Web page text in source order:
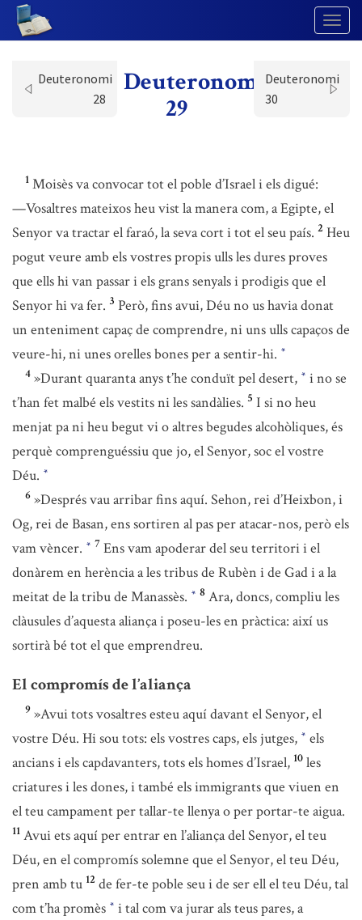
Deuteronomi
28
Deuteronomi
29
Deuteronomi
30
1 Moisès va convocar tot el poble d’Israel i els digué:
—Vosaltres mateixos heu vist la manera com, a Egipte, el
Senyor va tractar el faraó, la seva cort i tot el seu país. 2 Heu
pogut veure amb els vostres propis ulls les dures proves
que ells hi van passar i els grans senyals i prodigis que el
Senyor hi va fer. 3 Però, fins avui, Déu no us havia donat
un enteniment capaç de comprendre, ni uns ulls capaços de
veure-hi, ni unes orelles bones per a sentir-hi. *
4 »Durant quaranta anys t’he conduït pel desert, * i no se
t’han fet malbé els vestits ni les sandàlies. 5 I si no heu
menjat pa ni heu begut vi o altres begudes alcohòliques, és
perquè comprenguéssiu que jo, el Senyor, soc el vostre
Déu. *
6 »Després vau arribar fins aquí. Sehon, rei d’Heixbon, i
Og, rei de Basan, ens sortiren al pas per atacar-nos, però els
vam vèncer. * 7 Ens vam apoderar del seu territori i el
donàrem en herència a les tribus de Rubèn i de Gad i a la
meitat de la tribu de Manassès. * 8 Ara, doncs, compliu les
clàusules d’aquesta aliança i poseu-les en pràctica: així us
sortirà bé tot el que emprendreu.
El compromís de l’aliança
9 »Avui tots vosaltres esteu aquí davant el Senyor, el
vostre Déu. Hi sou tots: els vostres caps, els jutges, * els
ancians i els capdavanters, tots els homes d’Israel, 10 les
criatures i les dones, i també els immigrants que viuen en
el teu campament per tallar-te llenya o per portar-te aigua.
11 Avui ets aquí per entrar en l’aliança del Senyor, el teu
Déu, en el compromís solemne que el Senyor, el teu Déu,
pren amb tu 12 de fer-te poble seu i de ser ell el teu Déu, tal
com t’ha promès * i tal com va jurar als teus pares, a